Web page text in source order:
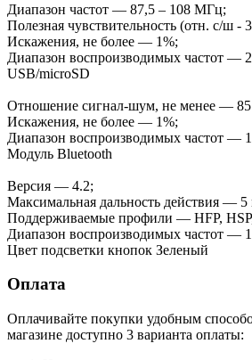
Диапазон частот — 87,5 – 108 МГц;
Полезная чувствительность (отн. с/ш
Искажения, не более — 1%;
Диапазон воспроизводимых частот —
USB/microSD
Отношение сигнал-шум, не менее —
Искажения, не более — 1%;
Диапазон воспроизводимых частот —
Модуль Bluetooth
Версия — 4.2;
Максимальная дальность действия — 5
Поддерживаемые профили — HFP,
Диапазон воспроизводимых частот —
Цвет подсветки кнопок Зеленый
Оплата
Оплачивайте покупки удобным
магазине доступно 3 варианта оплаты: